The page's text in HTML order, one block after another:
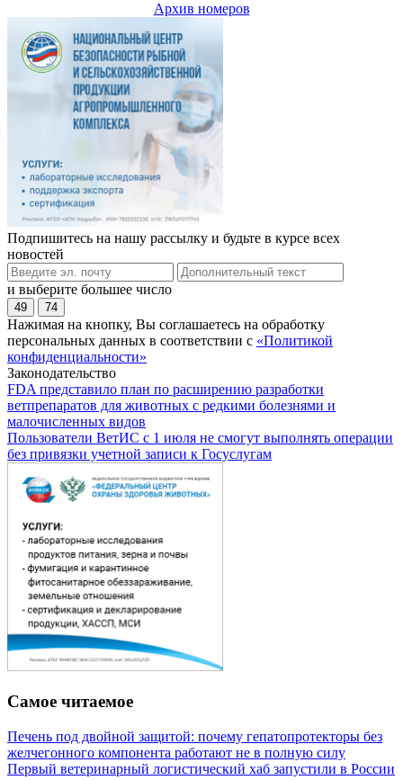
Архив номеров
Подпишитесь на нашу рассылку и будьте в курсе всех
новостей
и выберите большее число
49 74
Нажимая на кнопку, Вы соглашаетесь на обработку
персональных данных в соответствии с «Политикой
конфиденциальности»
Законодательство
FDA представило план по расширению разработки
ветпрепаратов для животных с редкими болезнями и
малочисленных видов
Пользователи ВетИС с 1 июля не смогут выполнять операции
без привязки учетной записи к Госуслугам
Самое читаемое
Печень под двойной защитой: почему гепатопротекторы без
желчегонного компонента работают не в полную силу
Первый ветеринарный логистический хаб запустили в России